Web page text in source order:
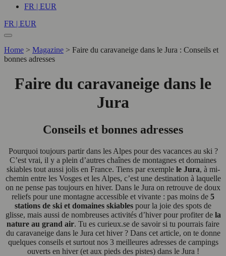
FR | EUR
FR | EUR
Home > Magazine > Faire du caravaneige dans le Jura : Conseils et
bonnes adresses
Faire du caravaneige dans le
Jura
Conseils et bonnes adresses
Pourquoi toujours partir dans les Alpes pour des vacances au ski ?
C’est vrai, il y a plein d’autres chaînes de montagnes et domaines
skiables tout aussi jolis en France. Tiens par exemple le Jura, à mi-
chemin entre les Vosges et les Alpes, c’est une destination à laquelle
on ne pense pas toujours en hiver. Dans le Jura on retrouve de doux
reliefs pour une montagne accessible et vivante : pas moins de 5
stations de ski et domaines skiables pour la joie des spots de
glisse, mais aussi de nombreuses activités d’hiver pour profiter dela
nature au grand air. Tu es curieux.se de savoir si tu pourrais faire
du caravaneige dans le Jura cet hiver ? Dans cet article, on te donne
quelques conseils et surtout nos 3 meilleures adresses de campings
ouverts en hiver (et aux pieds des pistes) dans le Jura !